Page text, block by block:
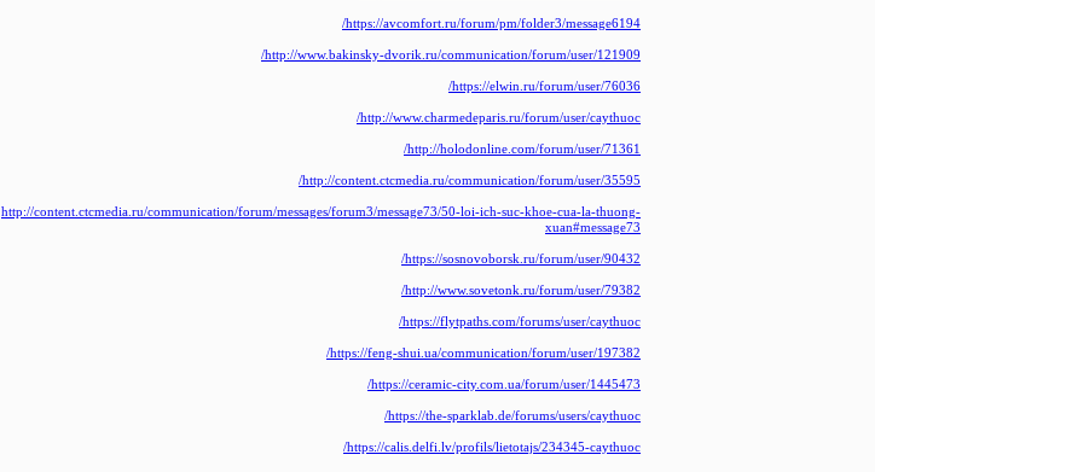
https://avcomfort.ru/forum/pm/folder3/message6194/
http://www.bakinsky-dvorik.ru/communication/forum/user/121909/
https://elwin.ru/forum/user/76036/
http://www.charmedeparis.ru/forum/user/caythuoc/
http://holodonline.com/forum/user/71361/
http://content.ctcmedia.ru/communication/forum/user/35595/
http://content.ctcmedia.ru/communication/forum/messages/forum3/message73/50-loi-ich-suc-khoe-cua-la-thuong-
xuan#message73
https://sosnovoborsk.ru/forum/user/90432/
http://www.sovetonk.ru/forum/user/79382/
https://flytpaths.com/forums/user/caythuoc/
https://feng-shui.ua/communication/forum/user/197382/
https://ceramic-city.com.ua/forum/user/1445473/
https://the-sparklab.de/forums/users/caythuoc/
https://calis.delfi.lv/profils/lietotajs/234345-caythuoc/